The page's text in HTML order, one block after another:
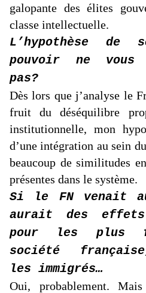
galopante des élites
classe intellectuelle.
L’hypothèse de
pouvoir ne
pas?
Dès lors que j’analyse le
fruit du déséquilibre
institutionnelle, mon
d’une intégration au sein
beaucoup de similitudes
présentes dans le système.
Si le FN venait
aurait des
pour les plus
société
les immigrés…
Oui, probablement.